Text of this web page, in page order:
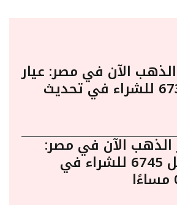
الآن في مصر: عيار
24 يسجل 6730 للشراء في تحديث
الذهب الآن في مصر:
عيار 24 يسجل 6745 للشراء في